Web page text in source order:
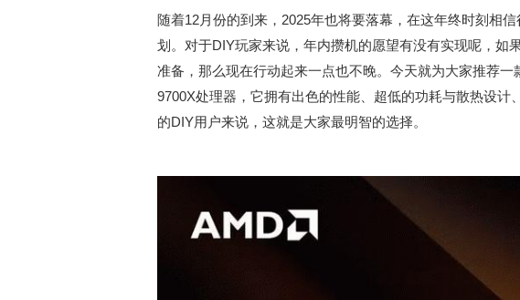
随着12月份的到来，2025年也将要落幕，在这年终时刻相
划。对于DIY玩家来说，年内攒机的愿望有没有实现呢，如
准备，那么现在行动起来一点也不晚。今天就为大家推荐
9700X处理器，它拥有出色的性能、超低的功耗与散热设计
的DIY用户来说，这就是大家最明智的选择。